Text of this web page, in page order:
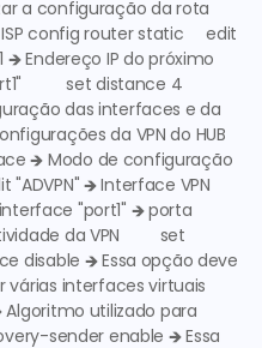
a configuração da rota
ISP config router static     edit
🡺 Endereço IP do próximo
set distance 4
das interfaces e da
da VPN do HUB
🡺 Modo de configuração
"ADVPN" 🡺 Interface VPN
interface "port1" 🡺 porta
da VPN set
disable 🡺 Essa opção deve
várias interfaces virtuais
Algoritmo utilizado para
sender enable 🡺 Essa